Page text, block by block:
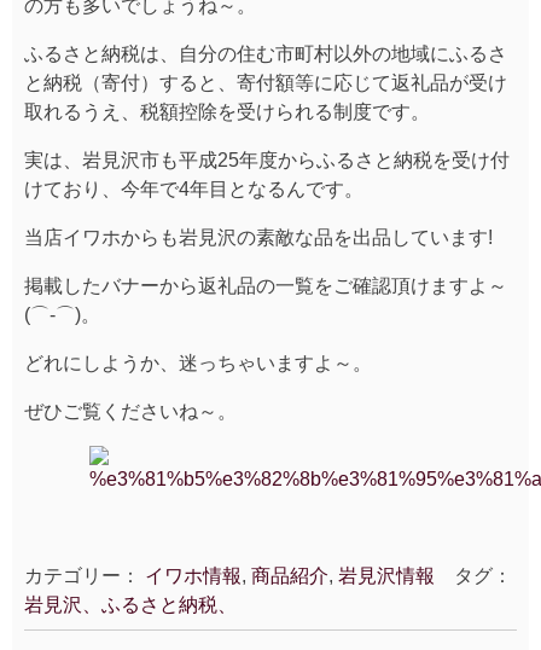
の方も多いでしょうね～。
ふるさと納税は、自分の住む市町村以外の地域にふるさ
と納税（寄付）すると、寄付額等に応じて返礼品が受け
取れるうえ、税額控除を受けられる制度です。
実は、岩見沢市も平成25年度からふるさと納税を受け付
けており、今年で4年目となるんです。
当店イワホからも岩見沢の素敵な品を出品しています!
掲載したバナーから返礼品の一覧をご確認頂けますよ～
(⌒‐⌒)。
どれにしようか、迷っちゃいますよ～。
ぜひご覧くださいね～。
カテゴリー： イワホ情報, 商品紹介, 岩見沢情報
タグ：
岩見沢、ふるさと納税、